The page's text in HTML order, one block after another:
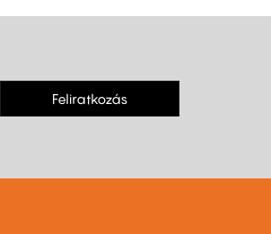
Feliratkozás